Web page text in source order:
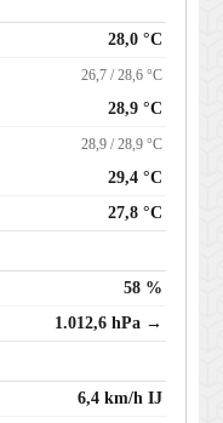
28,0 °C
26,7 / 28,6 °C
28,9 °C
28,9 / 28,9 °C
29,4 °C
27,8 °C
58 %
1.012,6 hPa →
6,4 km/h IJ